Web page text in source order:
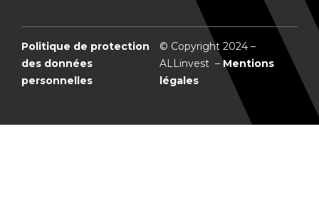
Politique de protection
des données
personnelles
© Copyright 2024 –
ALLinvest –Mentions
légales